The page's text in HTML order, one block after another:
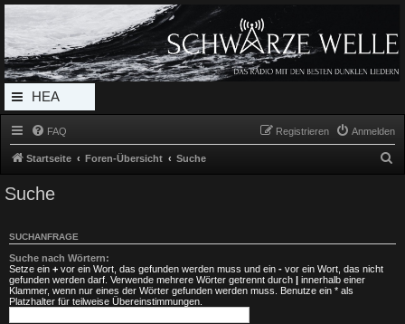
Radio Schwarze Welle Forum
Das Radio mit den Besten Dunklen Liedern
HEA
DERL
MEN
U
FAQ Anmelden
Registrieren
Startseite Foren-Übersicht Suche
e
Suche
SUCHANFRAGE
Suche nach Wörtern:
Setze ein + vor ein Wort, das gefunden werden muss und ein - vor ein Wort, das nicht
gefunden werden darf. Verwende mehrere Wörter getrennt durch | innerhalb einer
Klammer, wenn nur eines der Wörter gefunden werden muss. Benutze ein * als
Platzhalter für teilweise Übereinstimmungen.